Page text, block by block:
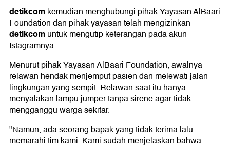
detikcomkemudian menghubungi pihak Yayasan AlBaari
Foundation dan pihak yayasan telah mengizinkan
detikcomuntuk mengutip keterangan pada akun
Istagramnya.
Menurut pihak Yayasan AlBaari Foundation, awalnya
relawan hendak menjemput pasien dan melewati jalan
lingkungan yang sempit. Relawan saat itu hanya
menyalakan lampu jumper tanpa sirene agar tidak
mengganggu warga sekitar.
"Namun, ada seorang bapak yang tidak terima lalu
memarahi tim kami. Kami sudah menjelaskan bahwa